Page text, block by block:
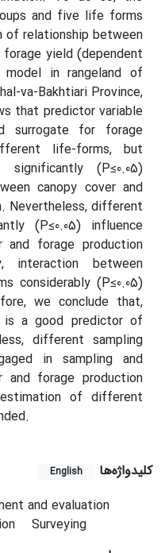
and five life forms
relationship between
yield (dependent
in rangeland of
va-Bakhtiari Province,
that predictor variable
surrogate for forage
life-forms, but
(P≤0.05)
canopy cover and
Nevertheless, different
(P≤0.05) influence
forage production
interaction between
considerably (P≤0.05)
we conclude that,
is a good predictor of
different sampling
in sampling and
and forage production
of different
کلیدواژه‌ها English
and evaluation
Surveying